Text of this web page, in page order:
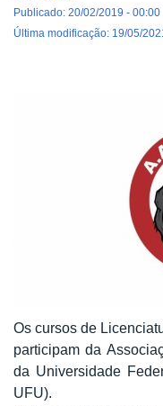
Publicado: 20/02/2019 - 00:00
Última modificação: 19/05/
Os cursos de
participam da
da Universidade
UFU).